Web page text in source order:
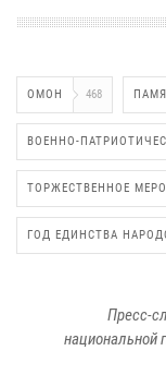
ОМОН 468
ВОЕННО-
ТОРЖЕСТВЕННОЕ
ГОД ЕДИНСТВА
Пресс-
национальной